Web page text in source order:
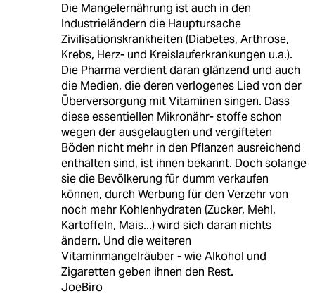
Die Mangelernährung ist auch in den
Industrieländern die Hauptursache
Zivilisationskrankheiten (Diabetes, Arthrose,
Krebs, Herz- und Kreislauferkrankungen u.a.).
Die Pharma verdient daran glänzend und auch
die Medien, die deren verlogenes Lied von der
Überversorgung mit Vitaminen singen. Dass
diese essentiellen Mikronähr- stoffe schon
wegen der ausgelaugten und vergifteten
Böden nicht mehr in den Pflanzen ausreichend
enthalten sind, ist ihnen bekannt. Doch solange
sie die Bevölkerung für dumm verkaufen
können, durch Werbung für den Verzehr von
noch mehr Kohlenhydraten (Zucker, Mehl,
Kartoffeln, Mais...) wird sich daran nichts
ändern. Und die weiteren
Vitaminmangelräuber - wie Alkohol und
Zigaretten geben ihnen den Rest.
JoeBiro